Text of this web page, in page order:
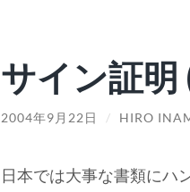
サイン証明
2004年9月22日 / HIRO
日本では大事な書類にハ